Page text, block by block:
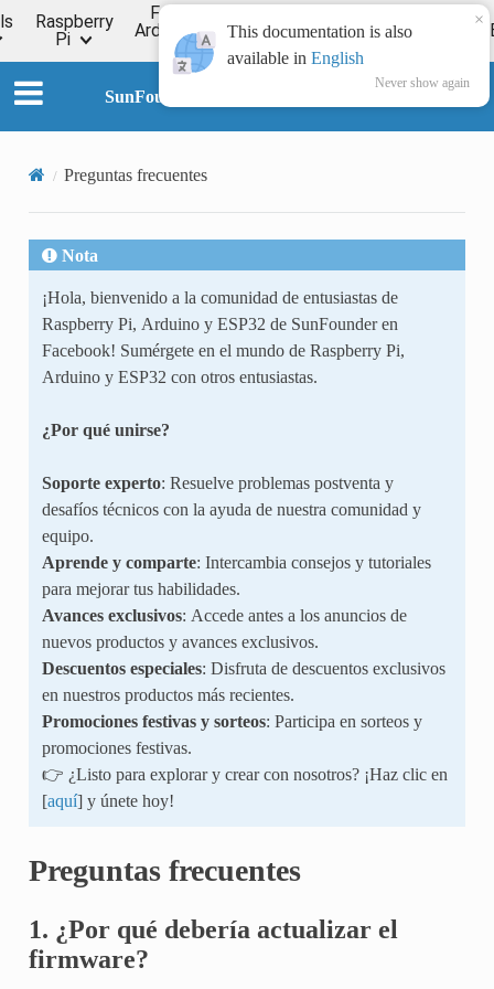
Raspberry
Pi
For
Arduino
ESP32
Online
Tutorial
Forum
SunFounder GalaxyRVR Kit for Arduino
Preguntas frecuentes
Nota
¡Hola, bienvenido a la comunidad de entusiastas de
Raspberry Pi, Arduino y ESP32 de SunFounder en
Facebook! Sumérgete en el mundo de Raspberry Pi,
Arduino y ESP32 con otros entusiastas.
¿Por qué unirse?
Soporte experto: Resuelve problemas postventa y
desafíos técnicos con la ayuda de nuestra comunidad y
equipo.
Aprende y comparte: Intercambia consejos y tutoriales
para mejorar tus habilidades.
Avances exclusivos: Accede antes a los anuncios de
nuevos productos y avances exclusivos.
Descuentos especiales: Disfruta de descuentos exclusivos
en nuestros productos más recientes.
Promociones festivas y sorteos: Participa en sorteos y
promociones festivas.
👉 ¿Listo para explorar y crear con nosotros? ¡Haz clic en
[aquí] y únete hoy!
Preguntas frecuentes
1. ¿Por qué debería actualizar el
firmware?
This documentation is also
available in English
Never show again
×